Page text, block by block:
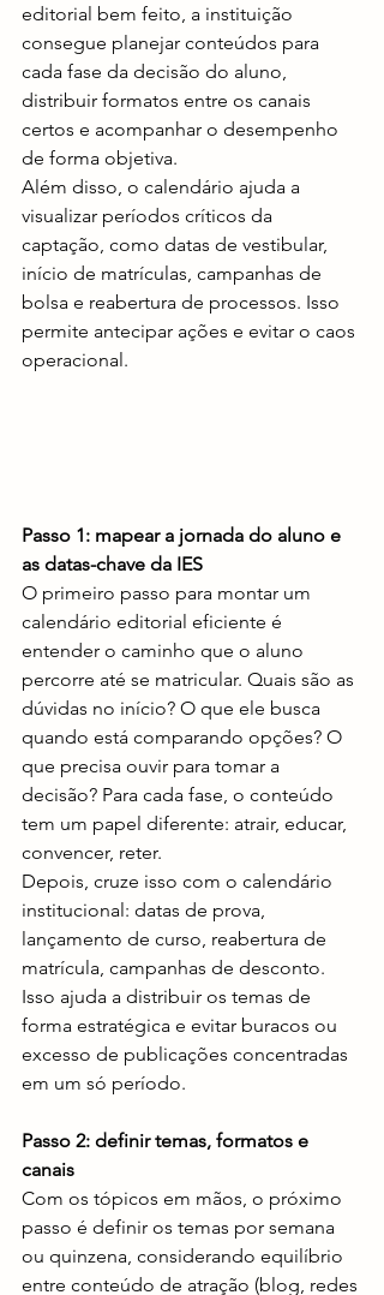
editorial bem feito, a instituição
consegue planejar conteúdos para
cada fase da decisão do aluno,
distribuir formatos entre os canais
certos e acompanhar o desempenho
de forma objetiva.
Além disso, o calendário ajuda a
visualizar períodos críticos da
captação, como datas de vestibular,
início de matrículas, campanhas de
bolsa e reabertura de processos. Isso
permite antecipar ações e evitar o caos
operacional.
Passo 1: mapear a jornada do aluno e
as datas-chave da IES
O primeiro passo para montar um
calendário editorial eficiente é
entender o caminho que o aluno
percorre até se matricular. Quais são as
dúvidas no início? O que ele busca
quando está comparando opções? O
que precisa ouvir para tomar a
decisão? Para cada fase, o conteúdo
tem um papel diferente: atrair, educar,
convencer, reter.
Depois, cruze isso com o calendário
institucional: datas de prova,
lançamento de curso, reabertura de
matrícula, campanhas de desconto.
Isso ajuda a distribuir os temas de
forma estratégica e evitar buracos ou
excesso de publicações concentradas
em um só período.
Passo 2: definir temas, formatos e
canais
Com os tópicos em mãos, o próximo
passo é definir os temas por semana
ou quinzena, considerando equilíbrio
entre conteúdo de atração (blog, redes